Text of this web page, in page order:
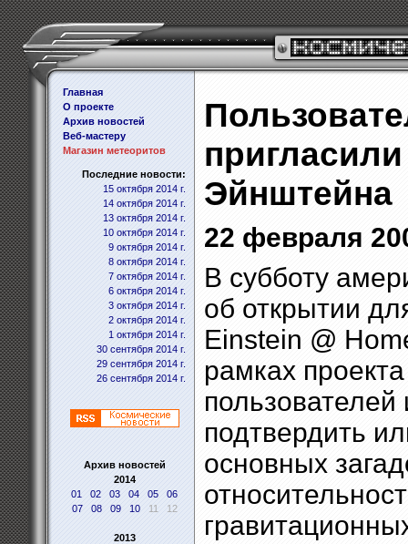
Главная
О проекте
Архив новостей
Веб-мастеру
Магазин метеоритов
Последние новости:
15 октября 2014 г.
14 октября 2014 г.
13 октября 2014 г.
10 октября 2014 г.
9 октября 2014 г.
8 октября 2014 г.
7 октября 2014 г.
6 октября 2014 г.
3 октября 2014 г.
2 октября 2014 г.
1 октября 2014 г.
30 сентября 2014 г.
29 сентября 2014 г.
26 сентября 2014 г.
Архив новостей
2014
01
02 03 04 05
06
07
08 09 10 11 12
2013
Эйнштейна
22 февраля
В субботу
об открытии
Einstein @
рамках
подтвердить
основных